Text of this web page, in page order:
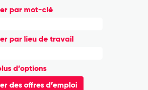
par mot-clé
par lieu de travail
d’options